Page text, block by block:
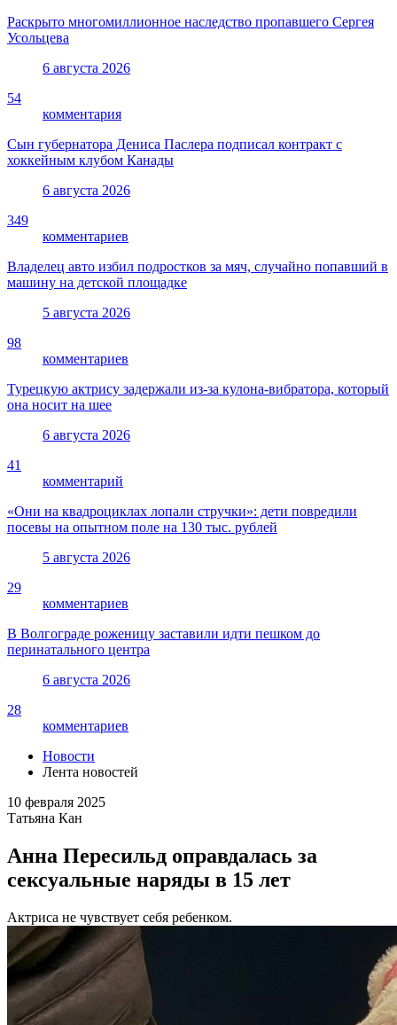
Раскрыто многомиллионное наследство пропавшего Сергея
Усольцева
6 августа 2026
54
комментария
Сын губернатора Дениса Паслера подписал контракт с
хоккейным клубом Канады
6 августа 2026
349
комментариев
Владелец авто избил подростков за мяч, случайно попавший в
машину на детской площадке
5 августа 2026
98
комментариев
Турецкую актрису задержали из-за кулона-вибратора, который
она носит на шее
6 августа 2026
41
комментарий
«Они на квадроциклах лопали стручки»: дети повредили
посевы на опытном поле на 130 тыс. рублей
5 августа 2026
29
комментариев
В Волгограде роженицу заставили идти пешком до
перинатального центра
6 августа 2026
28
комментариев
Новости
Лента новостей
10 февраля 2025
Татьяна Кан
Анна Пересильд оправдалась за
сексуальные наряды в 15 лет
Актриса не чувствует себя ребенком.